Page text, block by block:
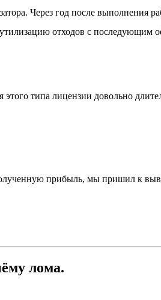
Через год после выполнения
отходов с последующим
типа лицензии довольно
прибыль, мы пришил к
лома.